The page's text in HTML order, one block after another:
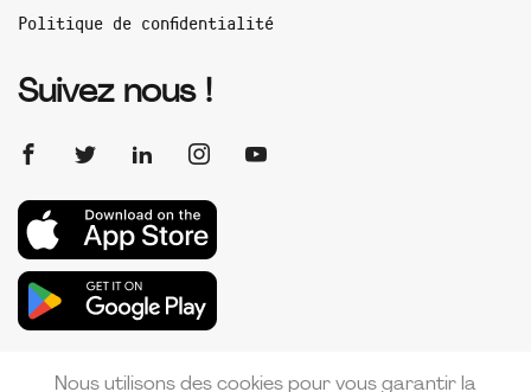
Politique de confidentialité
Suivez nous !
Nous utilisons des cookies pour vous garantir la